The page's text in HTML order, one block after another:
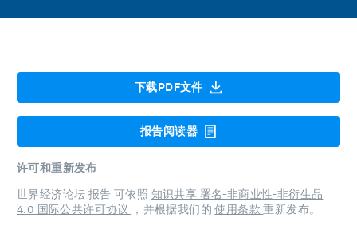
下载PDF文件
报告阅读器
许可和重新发布
世界经济论坛 报告 可依照 知识共享 署名-非商业性-非衍生品
4.0 国际公共许可协议
，并根据我们的使用条款重新发布。